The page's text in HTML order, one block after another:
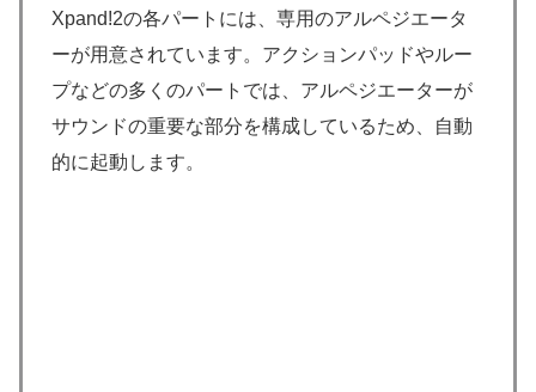
Xpand!2の各パートには、専用のアルペジエータ
ーが用意されています。アクションパッドやルー
プなどの多くのパートでは、アルペジエーターが
サウンドの重要な部分を構成しているため、自動
的に起動します。